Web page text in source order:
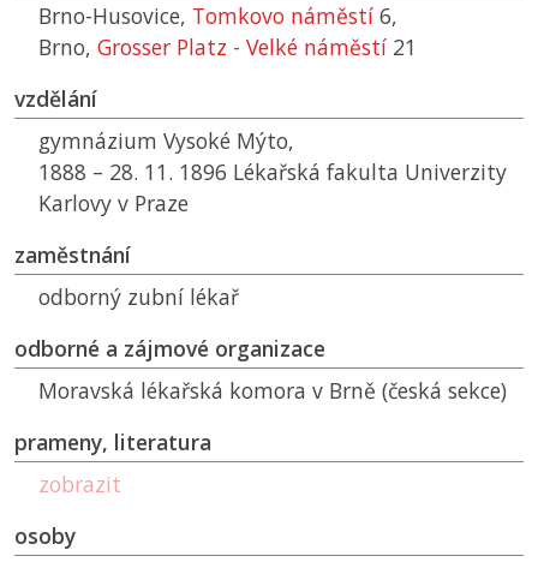
Brno-Husovice, Tomkovo náměstí 6,
Brno, Grosser Platz - Velké náměstí 21
vzdělání
gymnázium Vysoké Mýto,
1888 – 28. 11. 1896 Lékařská fakulta Univerzity
Karlovy v Praze
zaměstnání
odborný zubní lékař
odborné a zájmové organizace
Moravská lékařská komora v Brně (česká sekce)
prameny, literatura
zobrazit
osoby